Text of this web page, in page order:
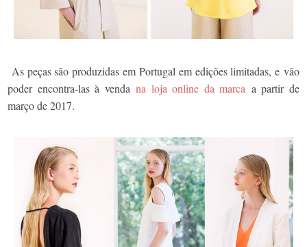
As peças são produzidas em Portugal em edições limitadas, e vão
poder encontra-las à vendana loja online da marca a partir de
março de 2017.